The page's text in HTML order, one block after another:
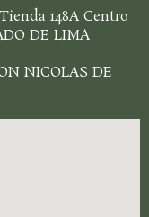
148A Centro
DE LIMA
NICOLAS DE